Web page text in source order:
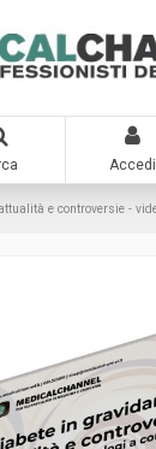
Accedi
e controversie -